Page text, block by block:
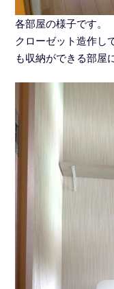
各部屋の様子です。
クローゼット造作し
も収納ができる部屋